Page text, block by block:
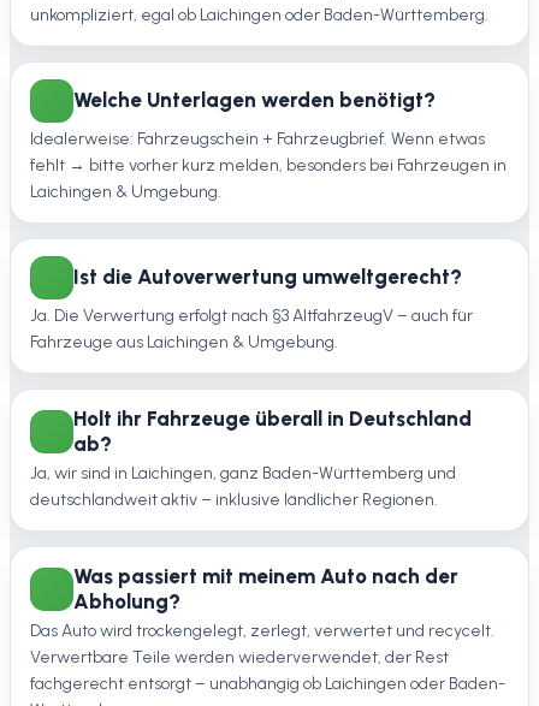
unkompliziert, egal ob Laichingen oder Baden-Württemberg.
Welche Unterlagen werden benötigt?
Idealerweise: Fahrzeugschein + Fahrzeugbrief. Wenn etwas
fehlt → bitte vorher kurz melden, besonders bei Fahrzeugen in
Laichingen & Umgebung.
Ist die Autoverwertung umweltgerecht?
Ja. Die Verwertung erfolgt nach §3 AltfahrzeugV – auch für
Fahrzeuge aus Laichingen & Umgebung.
Holt ihr Fahrzeuge überall in Deutschland
ab?
Ja, wir sind in Laichingen, ganz Baden-Württemberg und
deutschlandweit aktiv – inklusive ländlicher Regionen.
Was passiert mit meinem Auto nach der
Abholung?
Das Auto wird trockengelegt, zerlegt, verwertet und recycelt.
Verwertbare Teile werden wiederverwendet, der Rest
fachgerecht entsorgt – unabhängig ob Laichingen oder Baden-